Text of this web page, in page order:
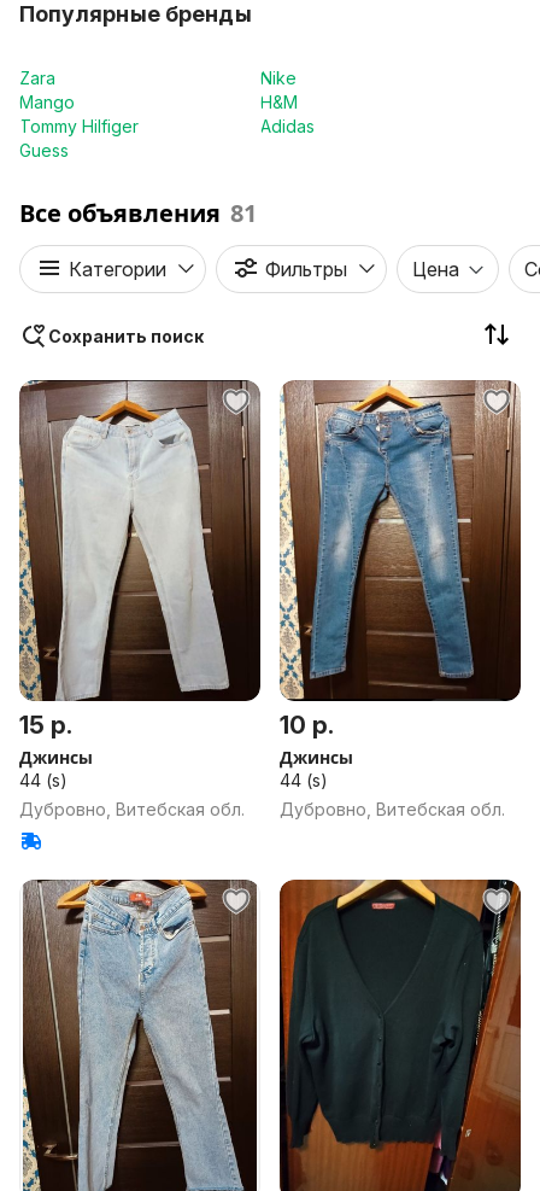
Популярные бренды
Zara
Nike
Mango
H&M
Tommy Hilfiger
Adidas
Guess
Все объявления 81
Категории Фильтры Цена
Сохранить поиск
15 р.
Джинсы
44 (s)
Дубровно, Витебская обл.
10 р.
Джинсы
44 (s)
Дубровно, Витебская обл.